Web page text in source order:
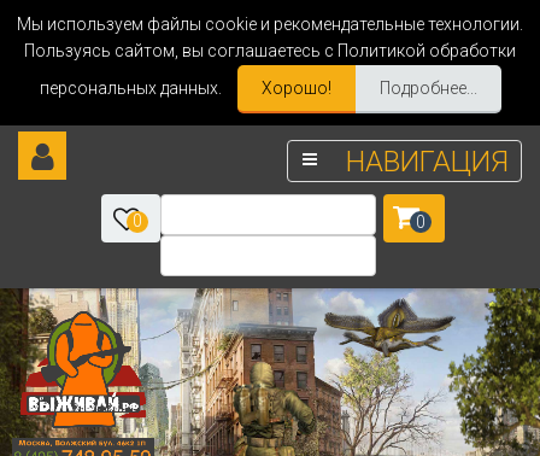
Мы используем файлы cookie и рекомендательные технологии.
Пользуясь сайтом, вы соглашаетесь с Политикой обработки
персональных данных.
Хорошо! Подробнее...
НАВИГАЦИЯ
0 0